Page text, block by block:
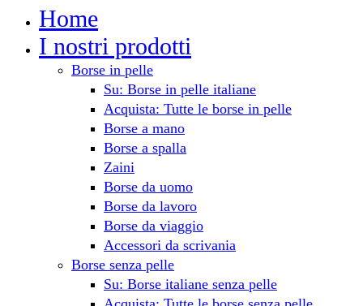
Home
I nostri prodotti
Borse in pelle
Su: Borse in pelle italiane
Acquista: Tutte le borse in pelle
Borse a mano
Borse a spalla
Zaini
Borse da uomo
Borse da lavoro
Borse da viaggio
Accessori da scrivania
Borse senza pelle
Su: Borse italiane senza pelle